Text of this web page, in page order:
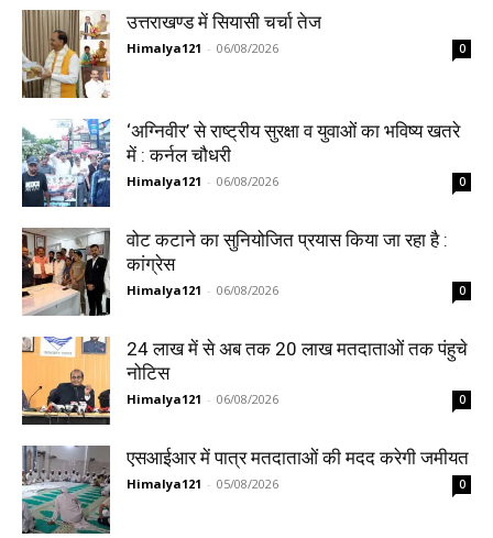
उत्तराखण्ड में सियासी चर्चा तेज
Himalya121 - 06/08/2026 0
‘अग्निवीर’ से राष्ट्रीय सुरक्षा व युवाओं का भविष्य खतरे
में : कर्नल चौधरी
Himalya121 - 06/08/2026 0
वोट कटाने का सुनियोजित प्रयास किया जा रहा है :
कांग्रेस
Himalya121 - 06/08/2026 0
24 लाख में से अब तक 20 लाख मतदाताओं तक पंहुचे
नोटिस
Himalya121 - 06/08/2026 0
एसआईआर में पात्र मतदाताओं की मदद करेगी जमीयत
Himalya121 - 05/08/2026 0